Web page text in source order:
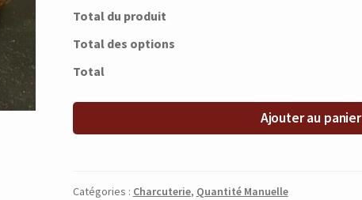
Total du produit
Total des options
Total
Ajouter au panier
Catégories : Charcuterie, Quantité Manuelle